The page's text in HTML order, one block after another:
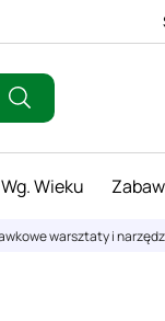
Wieku
warsztaty i